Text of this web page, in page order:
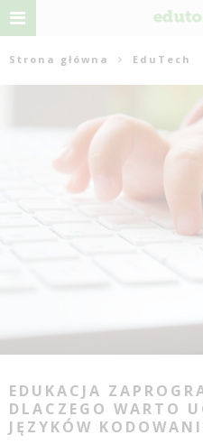
Strona główna EduTech
EDUKACJA
DLACZEGO WARTO
JĘZYKÓW